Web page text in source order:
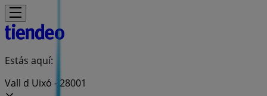
Estás aquí:
Vall d Uixó - 28001